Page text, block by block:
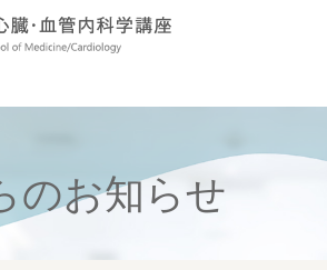
のお知らせ